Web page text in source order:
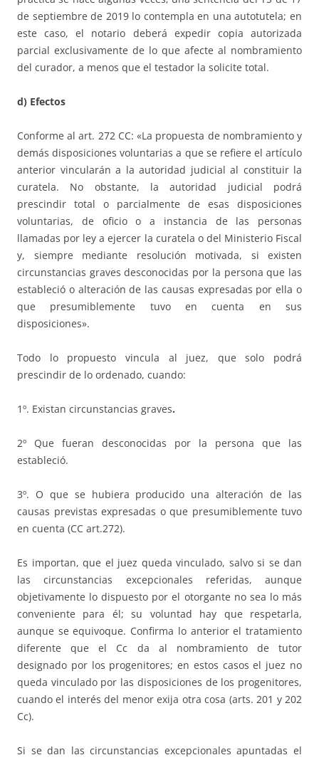
de septiembre de 2019 lo contempla en una autotutela; en
este caso, el notario deberá expedir copia autorizada
parcial exclusivamente de lo que afecte al nombramiento
del curador, a menos que el testador la solicite total.
d) Efectos
Conforme al art. 272 CC: «La propuesta de nombramiento y
demás disposiciones voluntarias a que se refiere el artículo
anterior vincularán a la autoridad judicial al constituir la
curatela. No obstante, la autoridad judicial podrá
prescindir total o parcialmente de esas disposiciones
voluntarias, de oficio o a instancia de las personas
llamadas por ley a ejercer la curatela o del Ministerio Fiscal
y, siempre mediante resolución motivada, si existen
circunstancias graves desconocidas por la persona que las
estableció o alteración de las causas expresadas por ella o
que presumiblemente tuvo en cuenta en sus
disposiciones».
Todo lo propuesto vincula al juez, que solo podrá
prescindir de lo ordenado, cuando:
1º. Existan circunstancias graves.
2º Que fueran desconocidas por la persona que las
estableció.
3º. O que se hubiera producido una alteración de las
causas previstas expresadas o que presumiblemente tuvo
en cuenta (CC art.272).
Es importan, que el juez queda vinculado, salvo si se dan
las circunstancias excepcionales referidas, aunque
objetivamente lo dispuesto por el otorgante no sea lo más
conveniente para él; su voluntad hay que respetarla,
aunque se equivoque. Confirma lo anterior el tratamiento
diferente que el Cc da al nombramiento de tutor
designado por los progenitores; en estos casos el juez no
queda vinculado por las disposiciones de los progenitores,
cuando el interés del menor exija otra cosa (arts. 201 y 202
Cc).
Si se dan las circunstancias excepcionales apuntadas el